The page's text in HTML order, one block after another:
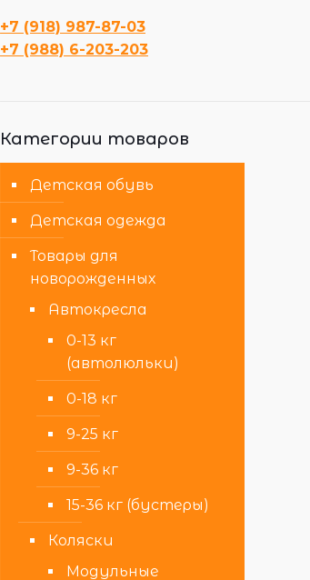
+7 (918) 987-87-03
+7 (988) 6-203-203
Категории товаров
Детская обувь
Детская одежда
Товары для
новорожденных
Автокресла
0-13 кг
(автолюльки)
0-18 кг
9-25 кг
9-36 кг
15-36 кг (бустеры)
Коляски
Модульные